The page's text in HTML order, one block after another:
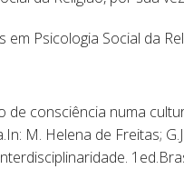
Psicologia Social da
de consciência numa
M. Helena de Freitas;